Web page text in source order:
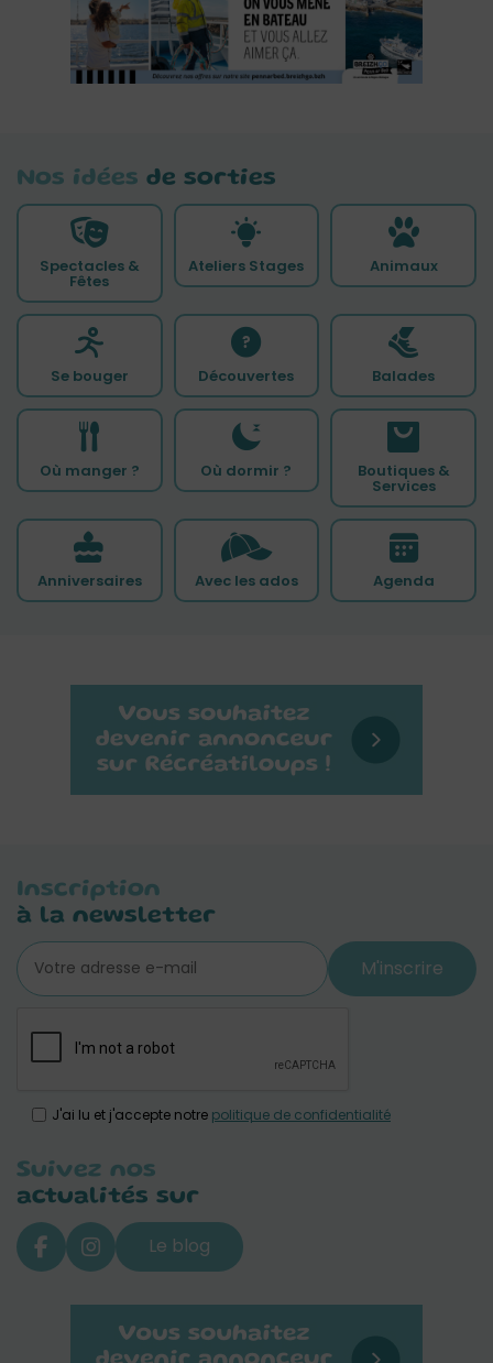
Nos idées de sorties
Spectacles &
Fêtes
Ateliers Stages Animaux
Se bouger Découvertes Balades
Où manger ? Où dormir ? Boutiques &
Services
Anniversaires Avec les ados Agenda
Inscription
à la newsletter
M'inscrire
J'ai lu et j'accepte notre politique de confidentialité
Suivez nos
actualités sur
Le blog